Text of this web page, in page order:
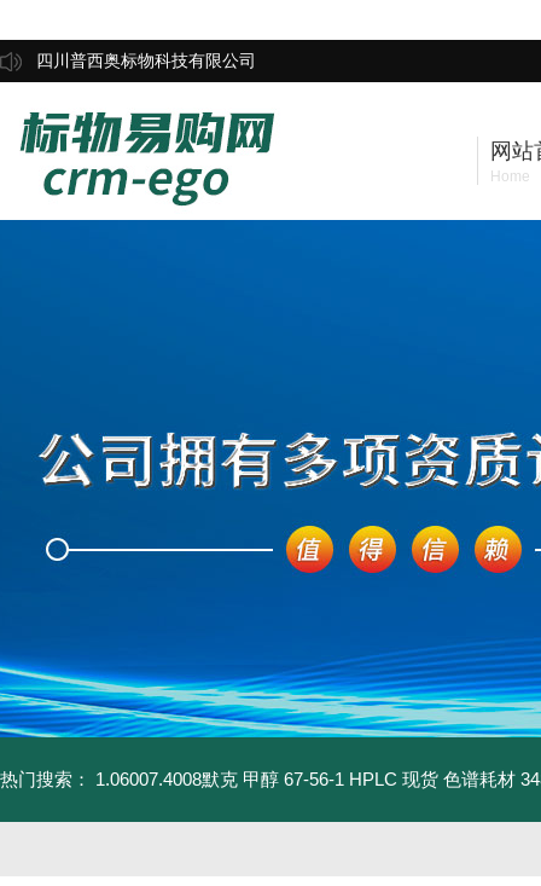
四川普西奥标物科技有限公司
网站
Home
热门搜索： 1.06007.4008默克 甲醇 67-56-1 HPLC 现货 色谱耗材